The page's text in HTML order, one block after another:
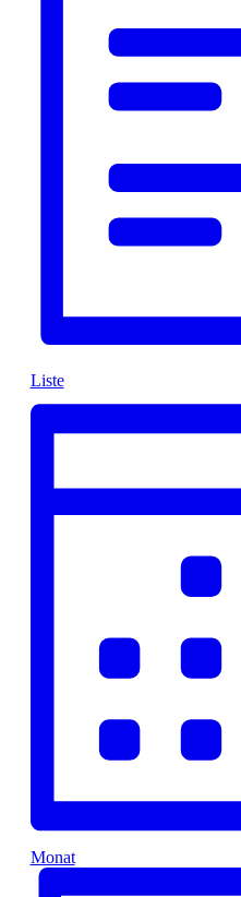
Liste
Monat